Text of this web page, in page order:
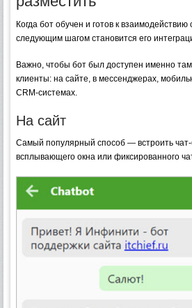
Когда бот обучен и готов к
следующим шагом становится его
Важно, чтобы бот был доступен именно
клиенты: на сайте, в мессенджерах,
CRM-системах.
На сайт
Самый популярный способ — встроить чат-
всплывающего окна или фиксированного